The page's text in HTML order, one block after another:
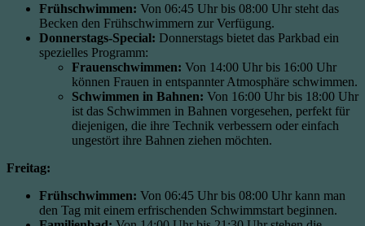
Frühschwimmen: Von 06:45 Uhr bis 08:00 Uhr steht das
Becken den Frühschwimmern zur Verfügung.
Donnerstags-Special: Donnerstags bietet das Parkbad ein
spezielles Programm:
Frauenschwimmen: Von 14:00 Uhr bis 16:00 Uhr
können Frauen in entspannter Atmosphäre schwimmen.
Schwimmen in Bahnen: Von 16:00 Uhr bis 18:00 Uhr
ist das Schwimmen in Bahnen vorgesehen, perfekt für
diejenigen, die ihre Technik verbessern oder einfach
ungestört ihre Bahnen ziehen möchten.
Freitag:
Frühschwimmen: Von 06:45 Uhr bis 08:00 Uhr kann man
den Tag mit einem erfrischenden Schwimmstart beginnen.